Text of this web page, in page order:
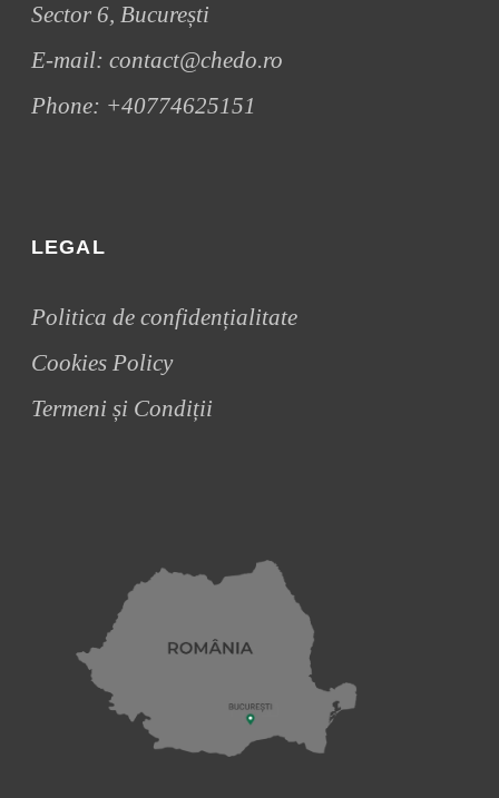
Sector 6, București
E-mail:contact@chedo.ro
Phone: +40774625151
LEGAL
Politica de confidențialitate
Cookies Policy
Termeni și Condiții